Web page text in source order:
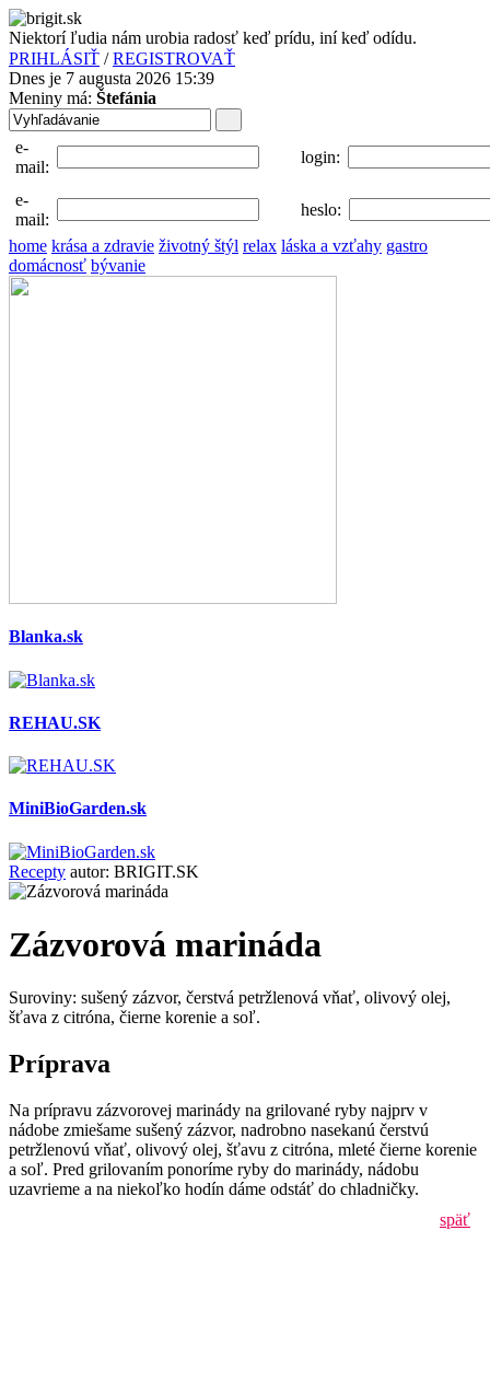
Niektorí ľudia nám urobia radosť keď prídu, iní keď odídu.
PRIHLÁSIŤ /REGISTROVAŤ
Dnes je 7 augusta 2026 15:39
Meniny má: Štefánia
e-
mail:
login:
e-
mail:
heslo:
home krása a zdravie životný štýl relax láska a vzťahy gastro
domácnosť bývanie
Blanka.sk
REHAU.SK
MiniBioGarden.sk
Recepty autor: BRIGIT.SK
Zázvorová marináda
Suroviny: sušený zázvor, čerstvá petržlenová vňať, olivový olej,
šťava z citróna, čierne korenie a soľ.
Príprava
Na prípravu zázvorovej marinády na grilované ryby najprv v
nádobe zmiešame sušený zázvor, nadrobno nasekanú čerstvú
petržlenovú vňať, olivový olej, šťavu z citróna, mleté čierne korenie
a soľ. Pred grilovaním ponoríme ryby do marinády, nádobu
uzavrieme a na niekoľko hodín dáme odstáť do chladničky.
späť